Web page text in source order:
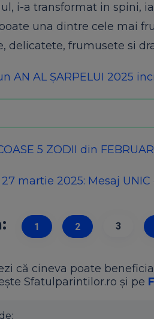
i-a transformat in spini,
una dintre cele mai
delicatete, frumusete si
AN AL ȘARPELUI 2025
5 ZODII din
martie 2025: Mesaj
1 2 3
că cineva poate
Sfatulparintilor.ro și pe